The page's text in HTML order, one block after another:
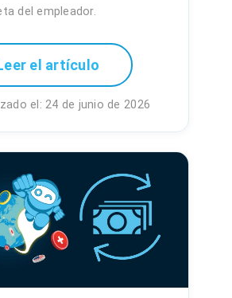
del empleador.
el artículo
el: 24 de junio de 2026